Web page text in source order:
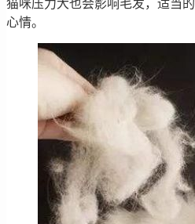
猫咪压力大也会影响毛发，适当
心情。